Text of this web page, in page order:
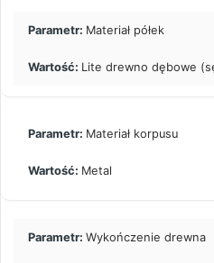
Materiał półek
Lite drewno dębowe
Materiał korpusu
Metal
Wykończenie drewna